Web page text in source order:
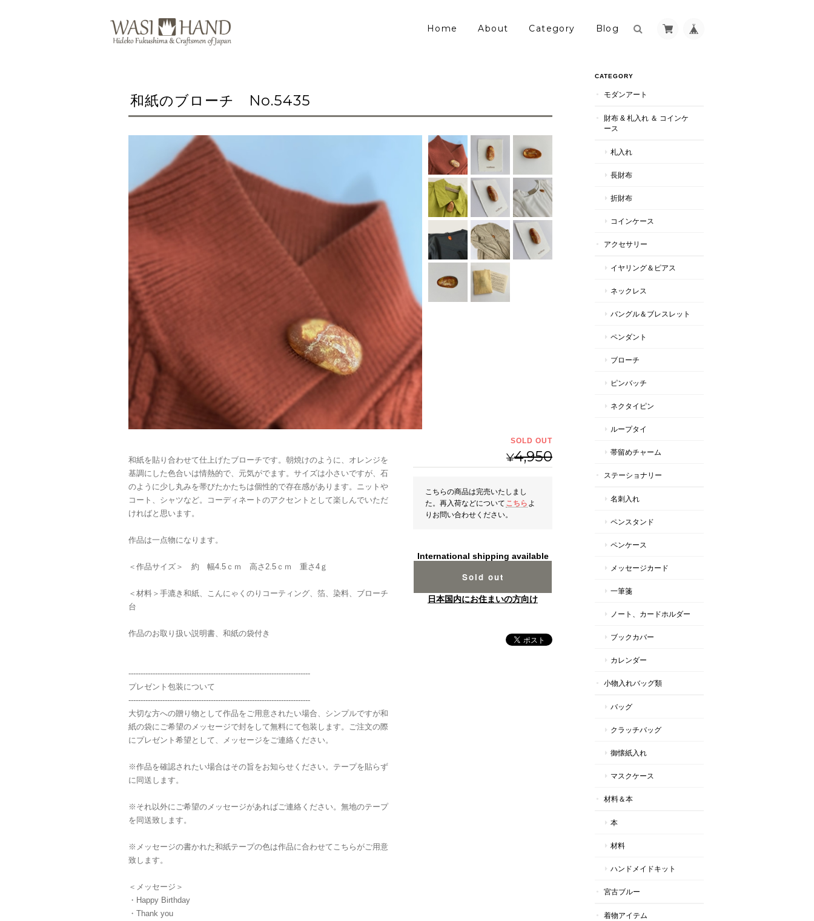
Home About Category Blog
和紙のブローチ No.5435
和紙を貼り合わせて仕上げたブローチです。朝焼けのように、オレンジを
基調にした色合いは情熱的で、元気がでます。サイズは小さいですが、石
のように少し丸みを帯びたかたちは個性的で存在感があります。ニットや
コート、シャツなど。コーディネートのアクセントとして楽しんでいただ
ければと思います。
作品は一点物になります。
＜作品サイズ＞ 約 幅4.5ｃｍ 高さ2.5ｃｍ 重さ4ｇ
＜材料＞手漉き和紙、こんにゃくのりコーティング、箔、染料、ブローチ
台
作品のお取り扱い説明書、和紙の袋付き
---------------------------------------------------------------------------
プレゼント包装について
---------------------------------------------------------------------------
大切な方への贈り物として作品をご用意されたい場合、シンプルですが和
紙の袋にご希望のメッセージで封をして無料にて包装します。ご注文の際
にプレゼント希望として、メッセージをご連絡ください。
※作品を確認されたい場合はその旨をお知らせください。テープを貼らず
に同送します。
※それ以外にご希望のメッセージがあればご連絡ください。無地のテープ
を同送致します。
※メッセージの書かれた和紙テープの色は作品に合わせてこちらがご用意
致します。
＜メッセージ＞
・Happy Birthday
・Thank you
¥4,950
SOLD OUT
こちらの商品は完売いたしまし
た。再入荷などについて こちら よ
りお問い合わせください。
International shipping available
Sold out
日本国内にお住まいの方向け
CATEGORY
モダンアート
財布 & 札入れ ＆ コインケ
ース
札入れ
長財布
折財布
コインケース
アクセサリー
イヤリング＆ピアス
ネックレス
バングル＆ブレスレット
ペンダント
ブローチ
ピンバッチ
ネクタイピン
ループタイ
帯留めチャーム
ステーショナリー
名刺入れ
ペンスタンド
ペンケース
メッセージカード
一筆箋
ノート、カードホルダー
ブックカバー
カレンダー
小物入れバッグ類
バッグ
クラッチバッグ
御懐紙入れ
マスクケース
材料＆本
本
材料
ハンドメイドキット
宮古ブルー
着物アイテム